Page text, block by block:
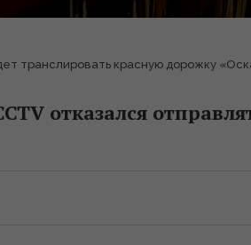
транслировать красную дорожку
отказался